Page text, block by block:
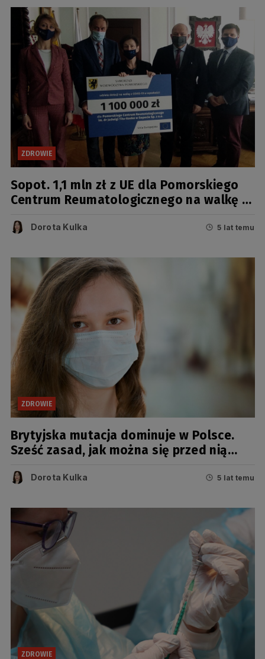
ZDROWIE
Sopot. 1,1 mln zł z UE dla Pomorskiego
Centrum Reumatologicznego na walkę z
Dorota Kulka 5 lat temu
ZDROWIE
Brytyjska mutacja dominuje w Polsce.
Sześć zasad, jak można się przed nią
Dorota Kulka 5 lat temu
ZDROWIE